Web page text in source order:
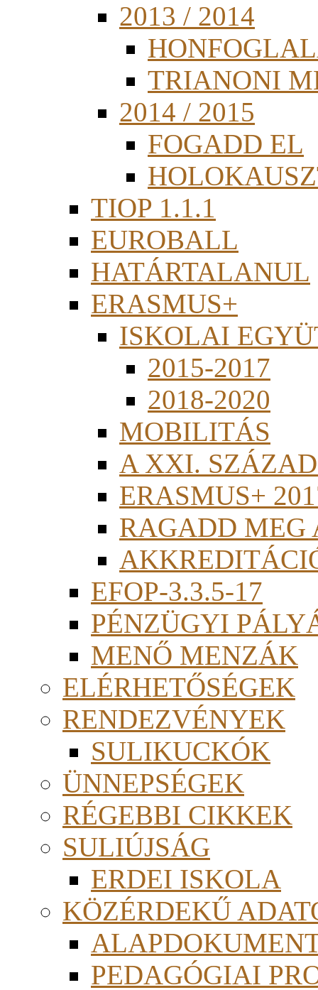
2013 / 2014
TRIANONI
2014 / 2015
FOGADD EL
TIOP 1.1.1
EUROBALL
HATÁRTALANUL
ERASMUS+
ISKOLAI
2015-2017
2018-2020
MOBILITÁS
A XXI.
ERASMUS+
RAGADD MEG
EFOP-3.3.5-17
PÉNZÜGYI
MENŐ MENZÁK
ELÉRHETŐSÉGEK
RENDEZVÉNYEK
SULIKUCKÓK
ÜNNEPSÉGEK
RÉGEBBI CIKKEK
SULIÚJSÁG
ERDEI ISKOLA
KÖZÉRDEKŰ
PEDAGÓGIAI